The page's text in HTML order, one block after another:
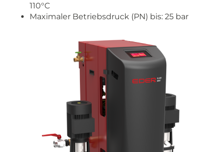
110°C
Maximaler Betriebsdruck (PN) bis: 25 bar